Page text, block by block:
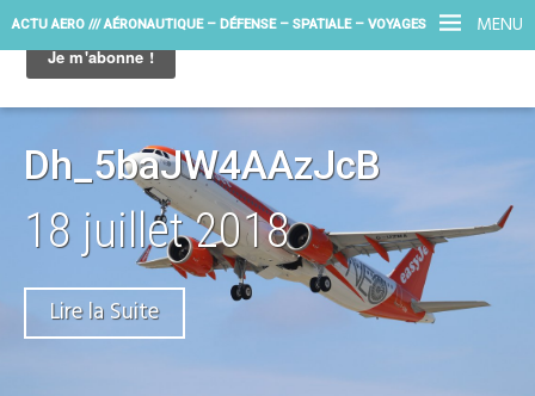
MENU
ACTU AERO /// AÉRONAUTIQUE – DÉFENSE – SPATIALE – VOYAGES
Dh_5baJW4AAzJcB
18 juillet 2018
Lire la Suite